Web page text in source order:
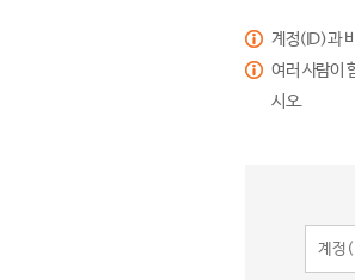
계정(ID)과
여러 사람이
시오.